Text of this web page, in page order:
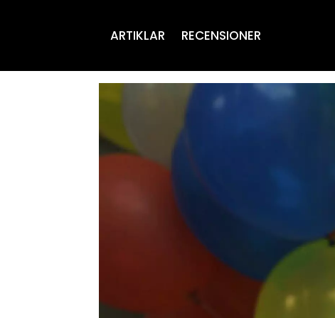
ARTIKLAR RECENSIONER